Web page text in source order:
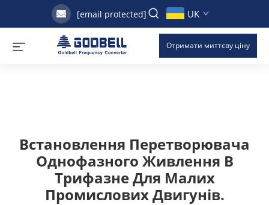
[email protected] UK
Отримати миттєву ціну
Встановлення Перетворювача
Однофазного Живлення В
Трифазне Для Малих
Промислових Двигунів.